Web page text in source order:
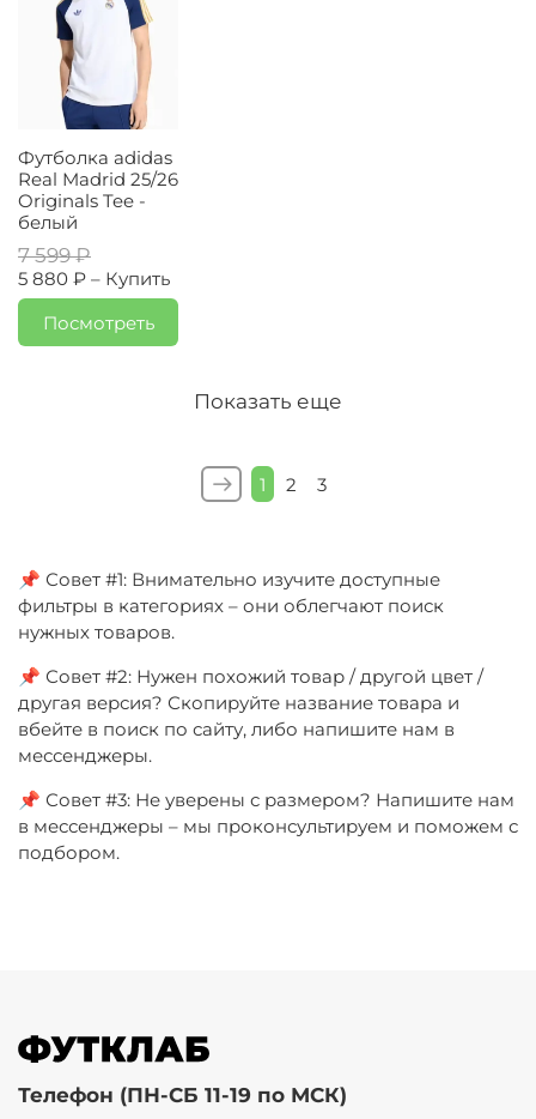
Футболка adidas
Real Madrid 25/26
Originals Tee -
белый
7 599 ₽
5 880 ₽ – Купить
Посмотреть
Показать еще
1 2 3
📌 Совет #1: Внимательно изучите доступные
фильтры в категориях – они облегчают поиск
нужных товаров.
📌 Совет #2: Нужен похожий товар / другой цвет /
другая версия? Скопируйте название товара и
вбейте в поиск по сайту, либо напишите нам в
мессенджеры.
📌 Совет #3: Не уверены с размером? Напишите нам
в мессенджеры – мы проконсультируем и поможем с
подбором.
Телефон (ПН-СБ 11-19 по МСК)